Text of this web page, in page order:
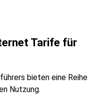
Tarife für
bieten eine Reihe
Nutzung.